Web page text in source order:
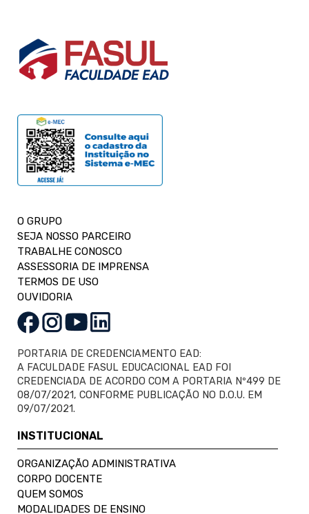
O GRUPO
SEJA NOSSO PARCEIRO
TRABALHE CONOSCO
ASSESSORIA DE IMPRENSA
TERMOS DE USO
OUVIDORIA
PORTARIA DE CREDENCIAMENTO EAD:
A FACULDADE FASUL EDUCACIONAL EAD FOI
CREDENCIADA DE ACORDO COM A PORTARIA Nº499 DE
08/07/2021, CONFORME PUBLICAÇÃO NO D.O.U. EM
09/07/2021.
INSTITUCIONAL
ORGANIZAÇÃO ADMINISTRATIVA
CORPO DOCENTE
QUEM SOMOS
MODALIDADES DE ENSINO